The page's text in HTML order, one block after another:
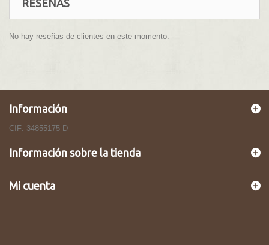
RESEÑAS
No hay reseñas de clientes en este momento.
Información
CIF: 34855175-D
Información sobre la tienda
Mi cuenta